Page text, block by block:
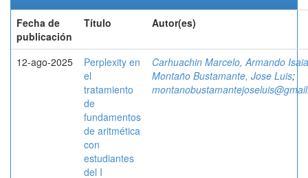
Fecha de
publicación
Título Autor(es)
12-ago-2025
Perplexity en
el
tratamiento
de
fundamentos
de aritmética
con
estudiantes
del I
Carhuachin Marcelo, Armando
Montaño Bustamante, Jose Luis;